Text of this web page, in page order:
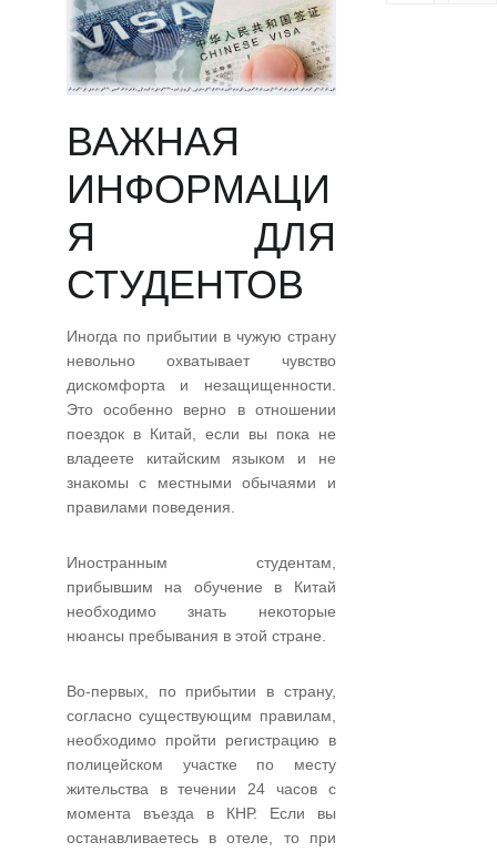
ВАЖНАЯ
ИНФОРМАЦИ
Я ДЛЯ
СТУДЕНТОВ
Иногда по прибытии в чужую страну
невольно охватывает чувство
дискомфорта и незащищенности.
Это особенно верно в отношении
поездок в Китай, если вы пока не
владеете китайским языком и не
знакомы с местными обычаями и
правилами поведения.
Иностранным студентам,
прибывшим на обучение в Китай
необходимо знать некоторые
нюансы пребывания в этой стране.
Во-первых, по прибытии в страну,
согласно существующим правилам,
необходимо пройти регистрацию в
полицейском участке по месту
жительства в течении 24 часов с
момента въезда в КНР. Если вы
останавливаетесь в отеле, то при